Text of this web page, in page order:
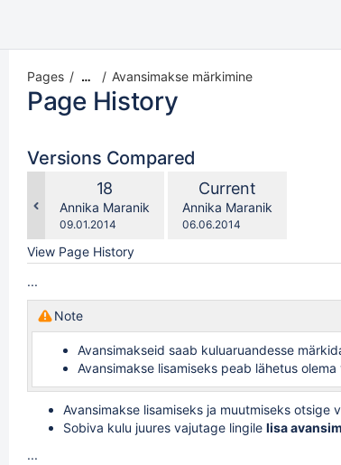
Pages … Avansimakse märkimine
Page History
Versions Compared
Old
Version
18
changes.mady.by.user
Annika Maranik
Saved
09.01.2014
compared
New
Version
Current
changes.mady.by.user
Annika Maranik
Saved
06.06.2014
View Page History
...
Note
Avansimakseid saab kuluaruandesse
Avansimakse lisamiseks peab lähetus
Avansimakse lisamiseks ja muutmiseks otsige
Sobiva kulu juures vajutage lingile lisa
...